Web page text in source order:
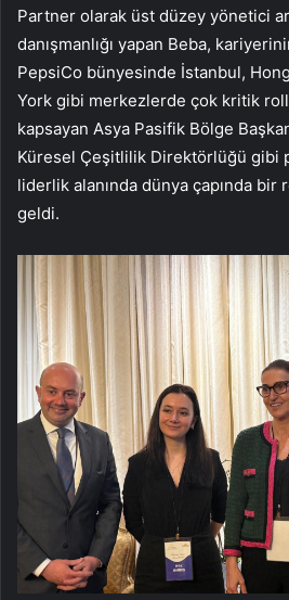
Partner olarak üst düzey yönetici
danışmanlığı yapan Beba,
PepsiCo bünyesinde İstanbul,
York gibi merkezlerde çok kritik
kapsayan Asya Pasifik Bölge
Küresel Çeşitlilik Direktörlüğü gibi
liderlik alanında dünya çapında bir
geldi.